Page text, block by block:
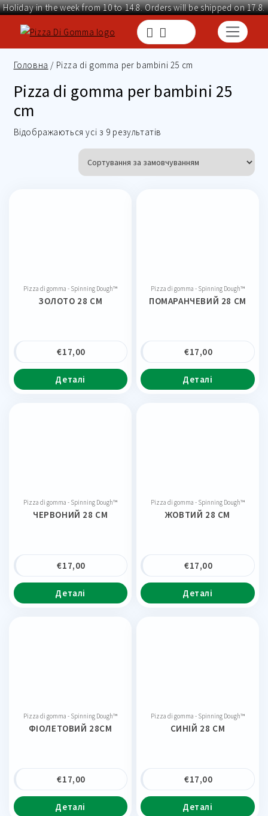
Holiday in the week from 10 to 14.8. Orders will be shipped on 17.8.
Головна / Pizza di gomma per bambini 25 cm
Pizza di gomma per bambini 25
cm
Відображаються усі з 9 результатів
Pizza di gomma - Spinning Dough™
ЗОЛОТО 28 CM
€17,00
Деталі
Pizza di gomma - Spinning Dough™
ПОМАРАНЧЕВИЙ 28 CM
€17,00
Деталі
Pizza di gomma - Spinning Dough™
ЧЕРВОНИЙ 28 CM
€17,00
Деталі
Pizza di gomma - Spinning Dough™
ЖОВТИЙ 28 CM
€17,00
Деталі
Pizza di gomma - Spinning Dough™
ФІОЛЕТОВИЙ 28CM
€17,00
Деталі
Pizza di gomma - Spinning Dough™
СИНІЙ 28 CM
€17,00
Деталі